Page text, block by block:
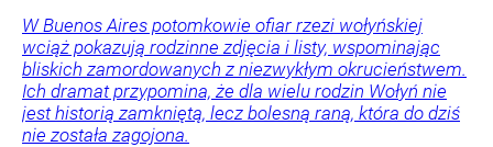
W Buenos Aires potomkowie ofiar rzezi wołyńskiej
wciąż pokazują rodzinne zdjęcia i listy, wspominając
bliskich zamordowanych z niezwykłym okrucieństwem.
Ich dramat przypomina, że dla wielu rodzin Wołyń nie
jest historią zamkniętą, lecz bolesną raną, która do dziś
nie została zagojona.